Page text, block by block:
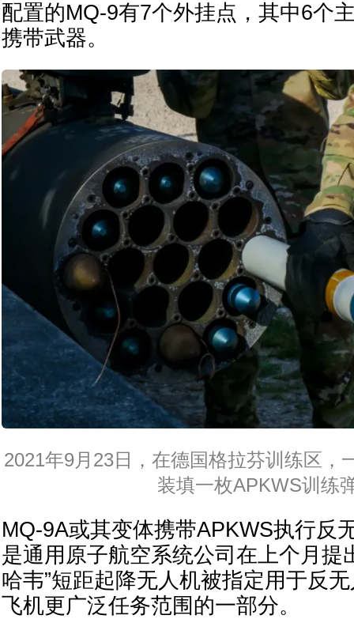
配置的MQ-9有7个外挂点，其中6个
携带武器。
2021年9月23日，在德国格拉芬训练区，
装填一枚APKWS训练
MQ-9A或其变体携带APKWS执行反
是通用原子航空系统公司在上个月提
哈韦”短距起降无人机被指定用于反
飞机更广泛任务范围的一部分。